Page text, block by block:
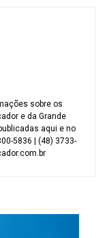
sobre os
e da Grande
aqui e no
5836 | (48) 3733-